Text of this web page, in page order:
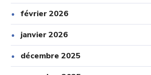
février 2026
janvier 2026
décembre 2025